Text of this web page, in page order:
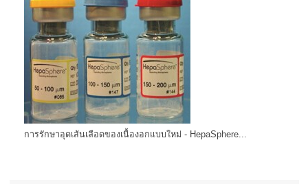
การรักษาอุดเส้นเลือดของเนื้องอกแบบใหม่ - HepaSphere...